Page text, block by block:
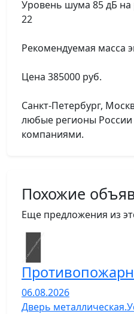
Уровень шума 85 дБ
22
Рекомендуемая масса
Цена 385000 руб.
Санкт-Петербург,
любые регионы
компаниями.
Похожие
Еще предложения из
06.08.2026
Дверь